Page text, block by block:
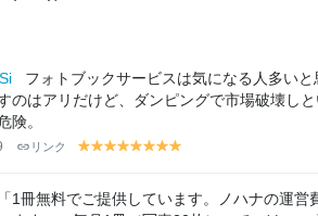
フォトブックサービスは気になる人多い
のはアリだけど、ダンピングで市場破壊し
険。
リンク
y
lo
y
lo
y
lo
y
lo
y
lo
y
lo
y
lolo
「1冊無料でご提供しています。ノハナの運